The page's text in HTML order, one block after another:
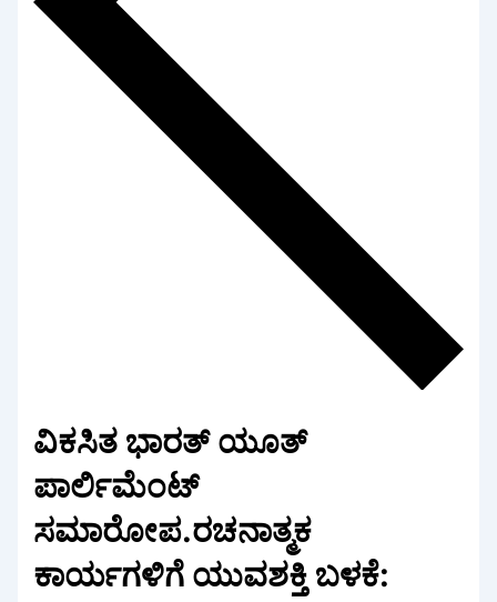
ವಿಕಸಿತ ಭಾರತ್ ಯೂತ್
ಪಾರ್ಲಿಮೆಂಟ್
ಸಮಾರೋಪ.ರಚನಾತ್ಮಕ
ಕಾರ್ಯಗಳಿಗೆ ಯುವಶಕ್ತಿ ಬಳಕೆ: